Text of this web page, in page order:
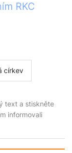
RKC
církev
text a stiskněte
informovali